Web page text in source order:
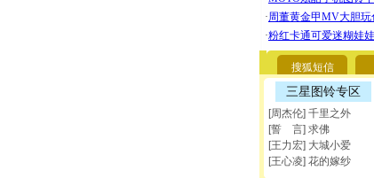
搜狐短信
三星图铃专区
[周杰伦] 千里之外
[誓 言] 求佛
[王力宏] 大城小爱
[王心凌] 花的嫁纱